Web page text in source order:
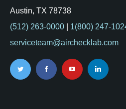
Austin, TX 78738
(512) 263-0000| 1(800) 247-
serviceteam@airchecklab.com